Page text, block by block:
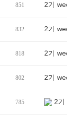
851 2기
832 2기
818 2기
802 2기
785 2기